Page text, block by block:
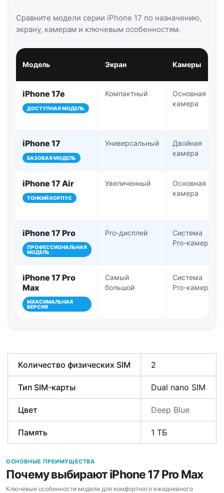
Сравните модели серии iPhone 17 по назначению,
экрану, камерам и ключевым особенностям.
Модель Экран Камеры
iPhone 17e
ДОСТУПНАЯ МОДЕЛЬ
Компактный
Основная
камера
iPhone 17
БАЗОВАЯ МОДЕЛЬ
Универсальный
Двойная
камера
iPhone 17 Air
ТОНКИЙ КОРПУС
Увеличенный
Основная
камера
iPhone 17 Pro
ПРОФЕССИОНАЛЬНАЯ
МОДЕЛЬ
Pro-дисплей
Система
Pro-камер
iPhone 17 Pro
Max
МАКСИМАЛЬНАЯ
ВЕРСИЯ
Самый
большой
Система
Pro-камер
Количество физических SIM 2
Тип SIM-карты Dual nano SIM
Цвет Deep Blue
Память 1 ТБ
ОСНОВНЫЕ ПРЕИМУЩЕСТВА
Почему выбирают iPhone 17 Pro Max
Ключевые особенности модели для комфортного ежедневного